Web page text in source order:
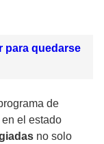
para quedarse
de
en el estado
no solo